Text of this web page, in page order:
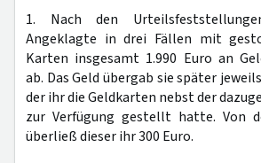
1. Nach den
Angeklagte in drei Fällen mit
Karten insgesamt 1.990 Euro an
ab. Das Geld übergab sie später
der ihr die Geldkarten nebst der
zur Verfügung gestellt hatte. Von
überließ dieser ihr 300 Euro.